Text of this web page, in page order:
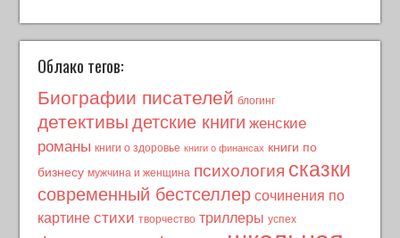
Облако тегов:
Биографии писателей блогинг
детективы детские книги женские
романы книги о здоровье книги о финансах книги по
бизнесу мужчина и женщина психология сказки
современный бестселлер сочинения по
картине стихи творчество триллеры успех